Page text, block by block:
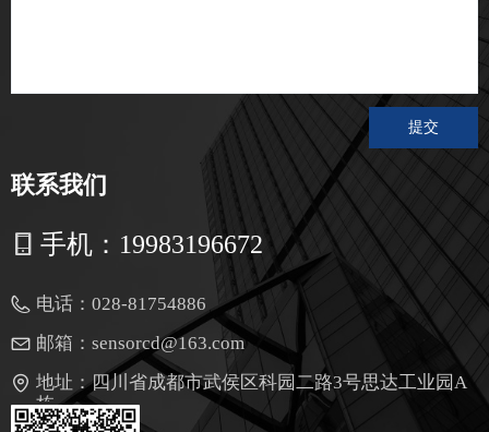
手机： 19983196672
联系我们
电话： 028-81754886
邮箱： sensorcd@163.com
地址：四川省成都市武侯区科园二路3号思达工业园A
栋
提交